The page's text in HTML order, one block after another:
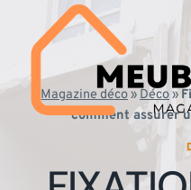
contenu
Magazine déco»Déco»
comment assurer